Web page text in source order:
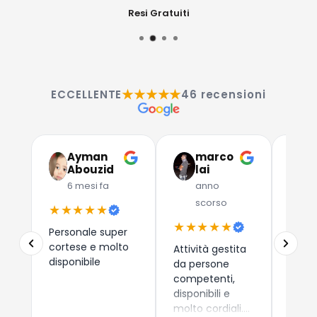
Resi Gratuiti
ECCELLENTE★★★★★46 recensioni
Ayman
Abouzid
6 mesi fa
★★★★★
Personale super
cortese e molto
disponibile
marco
lai
anno
scorso
★★★★★
Attività gestita
da persone
competenti,
disponibili e
molto cordiali.
Due
che